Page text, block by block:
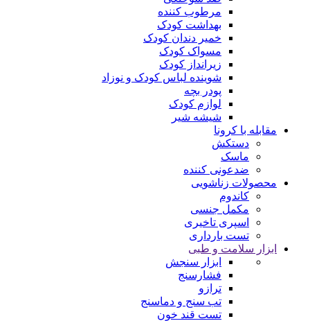
مرطوب کننده
بهداشت کودک
خمیر دندان کودک
مسواک کودک
زیرانداز کودک
شوینده لباس کودک و نوزاد
پودر بچه
لوازم کودک
شیشه شیر
مقابله با کرونا
دستکش
ماسک
ضدعونی کننده
محصولات زناشویی
کاندوم
مکمل جنسی
اسپری تاخیری
تست بارداری
ابزار سلامت و طبی
ابزار سنجش
فشارسنج
ترازو
تب سنج و دماسنج
تست قند خون